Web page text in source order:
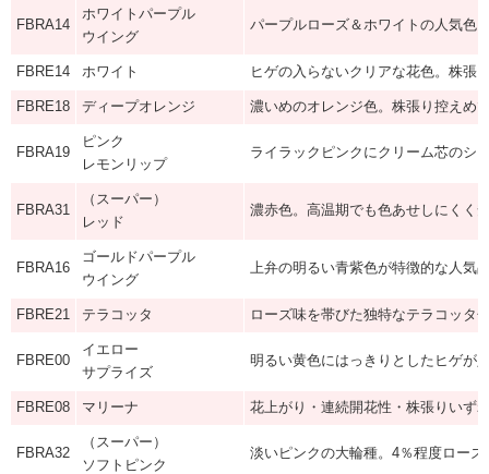
FBRA14
ホワイトパープル
ウイング
パープルローズ＆ホワイトの人気色
FBRE14 ホワイト ヒゲの入らないクリアな花色。株張
FBRE18 ディープオレンジ 濃いめのオレンジ色。株張り控えめ
FBRA19
ピンク
レモンリップ
ライラックピンクにクリーム芯のシ
FBRA31
（スーパー）
レッド
濃赤色。高温期でも色あせしにくく
FBRA16
ゴールドパープル
ウイング
上弁の明るい青紫色が特徴的な人気
FBRE21 テラコッタ ローズ味を帯びた独特なテラコッタ
FBRE00
イエロー
サプライズ
明るい黄色にはっきりとしたヒゲが
FBRE08 マリーナ 花上がり・連続開花性・株張りいず
FBRA32
（スーパー）
ソフトピンク
淡いピンクの大輪種。4％程度ローズ